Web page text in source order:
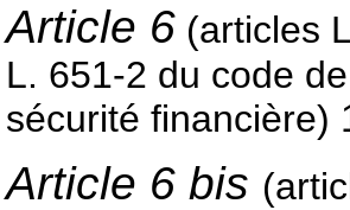
Article 6 (articles
L. 651-2 du code
sécurité financière)
Article 6 bis